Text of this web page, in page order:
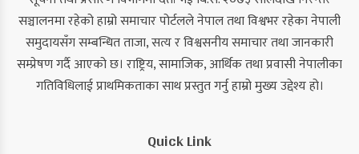
सञ्चालनमा रहेको हाम्रो समाचार पोर्टलले नेपाल तथा विश्वभर रहेका नेपाली
समुदायसँग सम्बन्धित ताजा, सत्य र विश्वसनीय समाचार तथा जानकारी
सम्प्रेषण गर्दै आएको छ। राष्ट्रिय, सामाजिक, आर्थिक तथा प्रवासी नेपालीका
गतिविधिलाई प्राथमिकताका साथ प्रस्तुत गर्नु हाम्रो मुख्य उद्देश्य हो।
Quick Link